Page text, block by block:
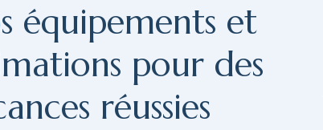
équipements et
pour des
réussies